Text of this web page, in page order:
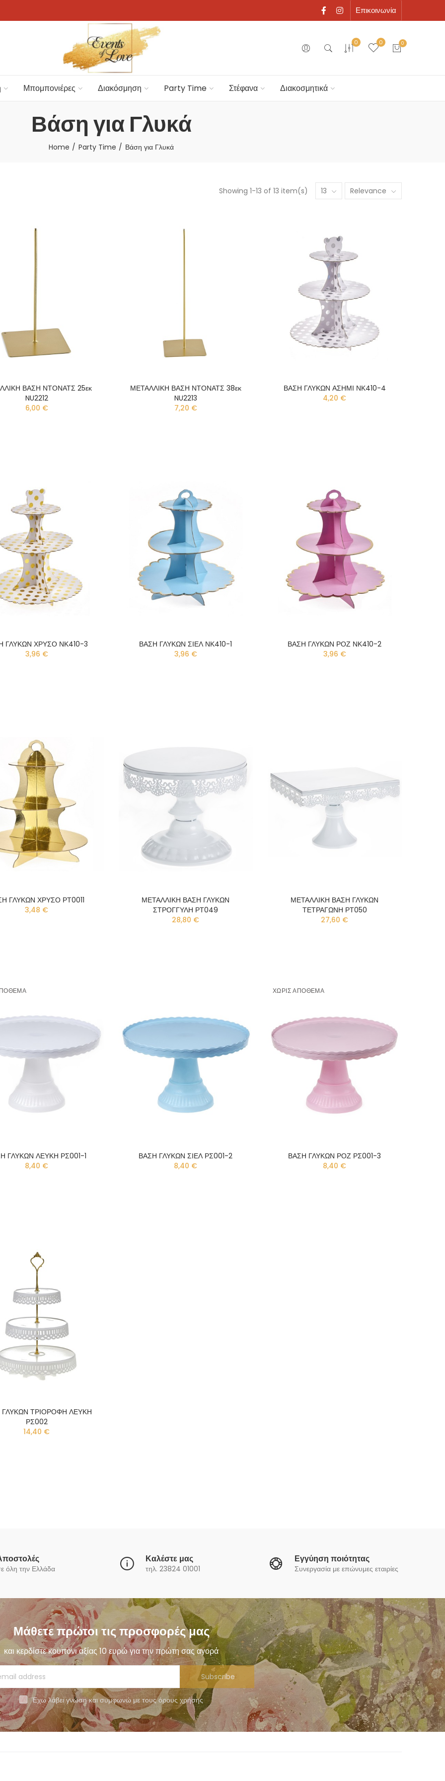
Επικοινωνία
0 0 0
Μπομπονιέρες Διακόσμηση Party Time Στέφανα Διακοσμητικά
Βάση για Γλυκά
Home Party Time Βάση για Γλυκά
Showing 1-13 of 13 item(s) 13 Relevance
ΒΑΣΗ ΝΤΟΝΑΤΣ 25εκ
NU2212
6,00 €
ΜΕΤΑΛΛΙΚΗ ΒΑΣΗ ΝΤΟΝΑΤΣ 38εκ
NU2213
7,20 €
ΒΑΣΗ ΓΛΥΚΩΝ ΑΣΗΜΙ ΝΚ410-4
4,20 €
ΓΛΥΚΩΝ ΧΡΥΣΟ ΝΚ410-3
3,96 €
ΒΑΣΗ ΓΛΥΚΩΝ ΣΙΕΛ ΝΚ410-1
3,96 €
ΒΑΣΗ ΓΛΥΚΩΝ ΡΟΖ ΝΚ410-2
3,96 €
ΓΛΥΚΩΝ ΧΡΥΣΟ ΡΤ0011
3,48 €
ΜΕΤΑΛΛΙΚΗ ΒΑΣΗ ΓΛΥΚΩΝ
ΣΤΡΟΓΓΥΛΗ ΡΤ049
28,80 €
ΜΕΤΑΛΛΙΚΗ ΒΑΣΗ ΓΛΥΚΩΝ
ΤΕΤΡΑΓΩΝΗ ΡΤ050
27,60 €
ΓΛΥΚΩΝ ΛΕΥΚΗ ΡΣ001-1
8,40 €
ΒΑΣΗ ΓΛΥΚΩΝ ΣΙΕΛ ΡΣ001-2
8,40 €
ΧΩΡΊΣ ΑΠΌΘΕΜΑ
ΒΑΣΗ ΓΛΥΚΩΝ ΡΟΖ ΡΣ001-3
8,40 €
ΤΡΙΟΡΟΦΗ ΛΕΥΚΗ
ΡΣ002
14,40 €
όλη την Ελλάδα
Καλέστε μας
τηλ. 23824 01001
Εγγύηση ποιότητας
Συνεργασία με επώνυμες εταιρίες
Μάθετε πρώτοι τις προσφορές μας
και κερδίστε κουπόνι αξίας 10 ευρώ για την πρώτη σας αγορά
Subscribe
Έχω λάβει γνώση και συμφωνώ με τους όρους χρήσης